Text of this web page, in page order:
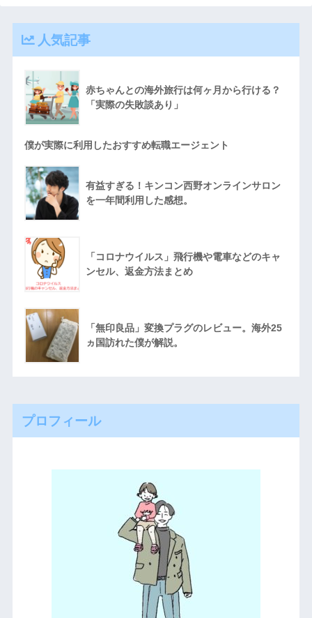
人気記事
赤ちゃんとの海外旅行は何ヶ月から行ける？
「実際の失敗談あり」
僕が実際に利用したおすすめ転職エージェント
有益すぎる！キンコン西野オンラインサロン
を一年間利用した感想。
「コロナウイルス」飛行機や電車などのキャ
ンセル、返金方法まとめ
「無印良品」変換プラグのレビュー。海外25
ヵ国訪れた僕が解説。
プロフィール